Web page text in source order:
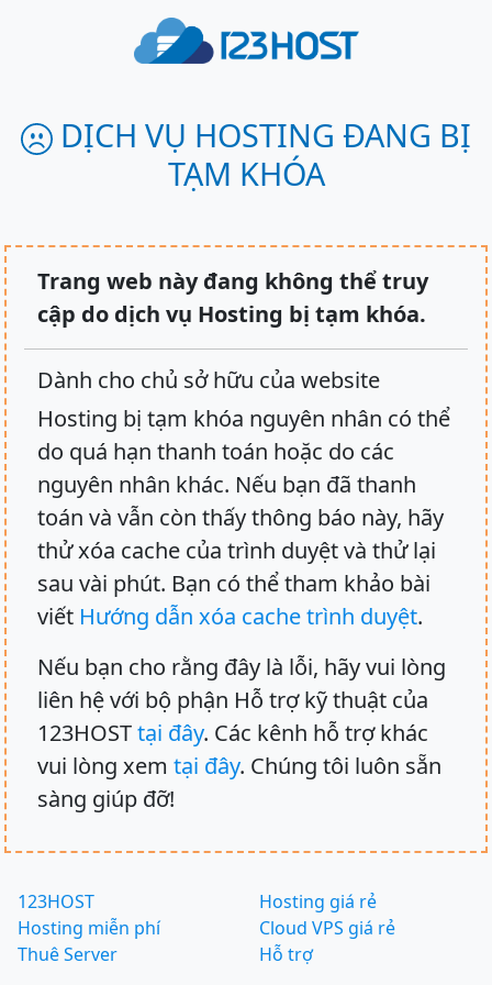
DỊCH VỤ HOSTING ĐANG BỊ
TẠM KHÓA
Trang web này đang không thể truy
cập do dịch vụ Hosting bị tạm khóa.
Dành cho chủ sở hữu của website
Hosting bị tạm khóa nguyên nhân có thể
do quá hạn thanh toán hoặc do các
nguyên nhân khác. Nếu bạn đã thanh
toán và vẫn còn thấy thông báo này, hãy
thử xóa cache của trình duyệt và thử lại
sau vài phút. Bạn có thể tham khảo bài
viết Hướng dẫn xóa cache trình duyệt.
Nếu bạn cho rằng đây là lỗi, hãy vui lòng
liên hệ với bộ phận Hỗ trợ kỹ thuật của
123HOSTtại đây. Các kênh hỗ trợ khác
vui lòng xem tại đây. Chúng tôi luôn sẵn
sàng giúp đỡ!
123HOST
Hosting giá rẻ
Hosting miễn phí
Cloud VPS giá rẻ
Thuê Server
Hỗ trợ